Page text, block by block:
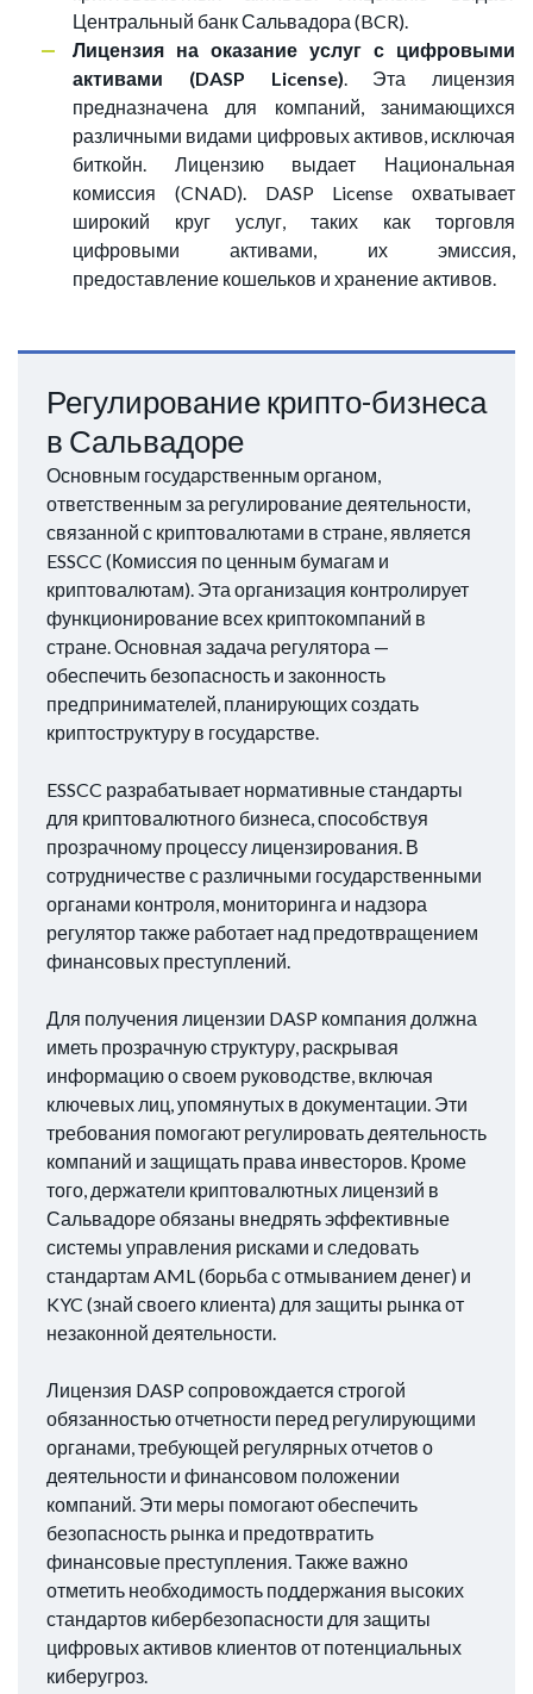
Центральный банк Сальвадора (BCR).
Лицензия на оказание услуг с цифровыми
активами (DASP License). Эта лицензия
предназначена для компаний, занимающихся
различными видами цифровых активов, исключая
биткойн. Лицензию выдает Национальная
комиссия (CNAD). DASP License охватывает
широкий круг услуг, таких как торговля
цифровыми активами, их эмиссия,
предоставление кошельков и хранение активов.
Регулирование крипто-бизнеса
в Сальвадоре
Основным государственным органом,
ответственным за регулирование деятельности,
связанной с криптовалютами в стране, является
ESSCC (Комиссия по ценным бумагам и
криптовалютам). Эта организация контролирует
функционирование всех криптокомпаний в
стране. Основная задача регулятора —
обеспечить безопасность и законность
предпринимателей, планирующих создать
криптоструктуру в государстве.
ESSCC разрабатывает нормативные стандарты
для криптовалютного бизнеса, способствуя
прозрачному процессу лицензирования. В
сотрудничестве с различными государственными
органами контроля, мониторинга и надзора
регулятор также работает над предотвращением
финансовых преступлений.
Для получения лицензии DASP компания должна
иметь прозрачную структуру, раскрывая
информацию о своем руководстве, включая
ключевых лиц, упомянутых в документации. Эти
требования помогают регулировать деятельность
компаний и защищать права инвесторов. Кроме
того, держатели криптовалютных лицензий в
Сальвадоре обязаны внедрять эффективные
системы управления рисками и следовать
стандартам AML (борьба с отмыванием денег) и
KYC (знай своего клиента) для защиты рынка от
незаконной деятельности.
Лицензия DASP сопровождается строгой
обязанностью отчетности перед регулирующими
органами, требующей регулярных отчетов о
деятельности и финансовом положении
компаний. Эти меры помогают обеспечить
безопасность рынка и предотвратить
финансовые преступления. Также важно
отметить необходимость поддержания высоких
стандартов кибербезопасности для защиты
цифровых активов клиентов от потенциальных
киберугроз.